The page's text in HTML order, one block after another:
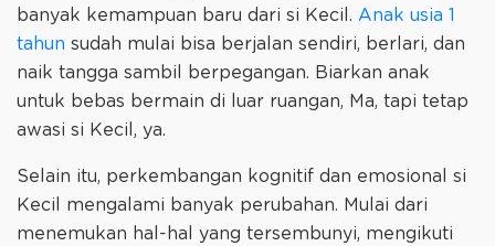
banyak kemampuan baru dari si Kecil. Anak usia 1
tahun sudah mulai bisa berjalan sendiri, berlari, dan
naik tangga sambil berpegangan. Biarkan anak
untuk bebas bermain di luar ruangan, Ma, tapi tetap
awasi si Kecil, ya.
Selain itu, perkembangan kognitif dan emosional si
Kecil mengalami banyak perubahan. Mulai dari
menemukan hal-hal yang tersembunyi, mengikuti